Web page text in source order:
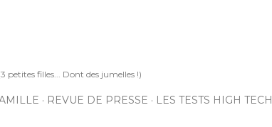
petites filles... Dont des jumelles !)
REVUE DE PRESSE LES TESTS HIGH TECH